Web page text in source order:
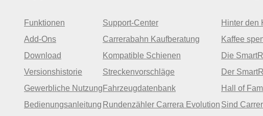
Funktionen
Add-Ons
Download
Versionshistorie
Gewerbliche Nutzung
Bedienungsanleitung
Support-Center
Carrerabahn Kaufberatung
Kompatible Schienen
Streckenvorschläge
Fahrzeugdatenbank
Rundenzähler Carrera Evolution
Hinter den
Kaffee
Die
Der
Hall of
Sind